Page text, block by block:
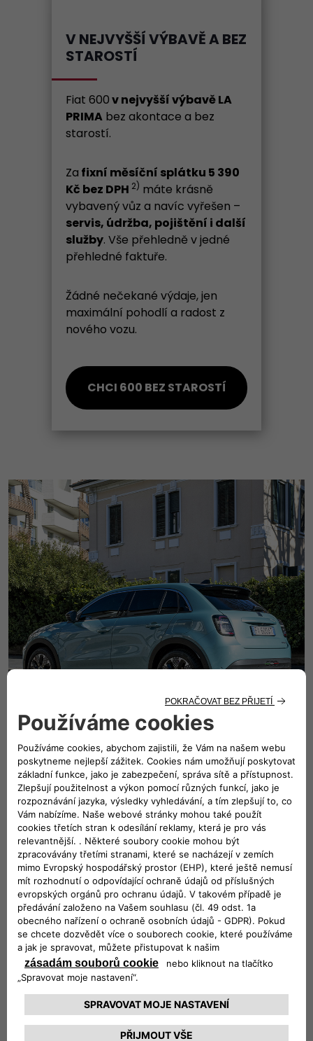
V NEJVYŠŠÍ VÝBAVĚ A BEZ
STAROSTÍ
Fiat 600v nejvyšší výbavě LA
PRIMA bez akontace a bez
starostí.
Za fixní měsíční splátku 5 390
Kč bez DPH 2) máte krásně
vybavený vůz a navíc vyřešen –
servis, údržba, pojištění i další
služby. Vše přehledně v jedné
přehledné faktuře.
Žádné nečekané výdaje, jen
maximální pohodlí a radost z
nového vozu.
CHCI 600 BEZ STAROSTÍ
FIAT 600
JEDNODUCHÁ CESTA
K NOVÉMU FIAT 600
VÍCE O NABÍDCE
CHCI 600 BEZ STAROSTÍ